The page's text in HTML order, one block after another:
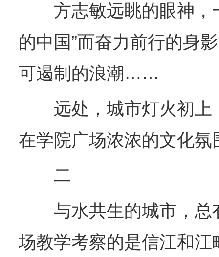
方志敏远眺的眼神，
的中国”而奋力前行的身
可遏制的浪潮……
远处，城市灯火初上
在学院广场浓浓的文化氛
二
与水共生的城市，总
场教学考察的是信江和江